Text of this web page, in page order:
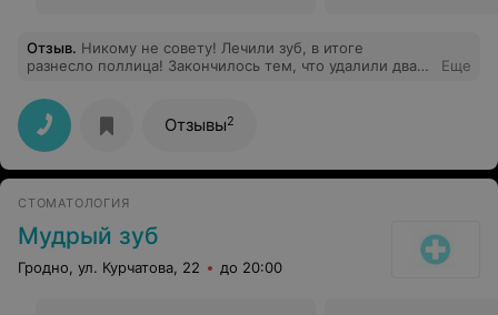
Отзыв. Никому не совету! Лечили зуб, в итоге
разнесло поллица! Закончилось тем, что удалили два
Еще
Отзывы2
СТОМАТОЛОГИЯ
Мудрый зуб
Гродно, ул. Курчатова, 22 до 20:00